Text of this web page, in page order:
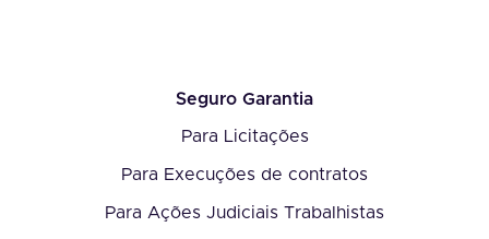
Seguro Garantia
Para Licitações
Para Execuções de contratos
Para Ações Judiciais Trabalhistas